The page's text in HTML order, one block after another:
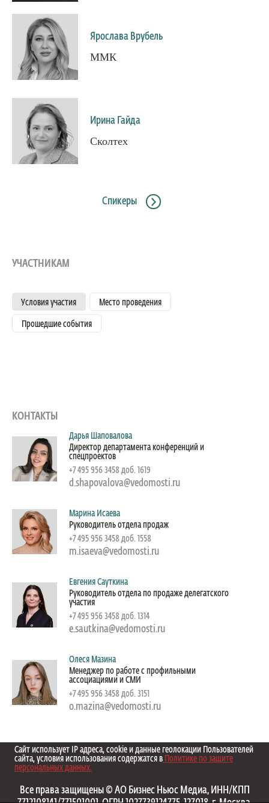
Ярослава Врубель
ММК
Ирина Гайда
Сколтех
Спикеры
УЧАСТНИКАМ
Условия участия Место проведения
Прошедшие события
КОНТАКТЫ
Дарья Шаповалова
Директор департамента конференций и
спецпроектов
+7 495 956 3458 доб. 1619
d.shapovalova@vedomosti.ru
Марина Исаева
Руководитель отдела продаж
+7 495 956 3458 доб. 1558
m.isaeva@vedomosti.ru
Евгения Сауткина
Руководитель отдела по продаже делегатского
участия
+7 495 956 3458 доб. 1314
e.sautkina@vedomosti.ru
Олеся Мазина
Менеджер по работе с профильными
ассоциациями и СМИ
+7 495 956 3458 доб. 3151
o.mazina@vedomosti.ru
Сайт использует IP адреса, cookie и данные геолокации Пользователей
сайта, условия использования содержатся в Политике по защите
персональных данных.
Все права защищены © АО Бизнес Ньюс Медиа, ИНН/КПП